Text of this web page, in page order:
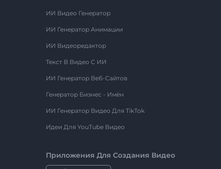
ИИ Видео Генератор
ИИ Генератор Анимации
ИИ Видеоредактор
Текст В Видео С ИИ
ИИ Генератор Веб-Сайтов
Генератор Бизнес - Имён
ИИ Генератор Видео Для TikTok
Идеи Для YouTube Видео
Приложения Для Создания Видео